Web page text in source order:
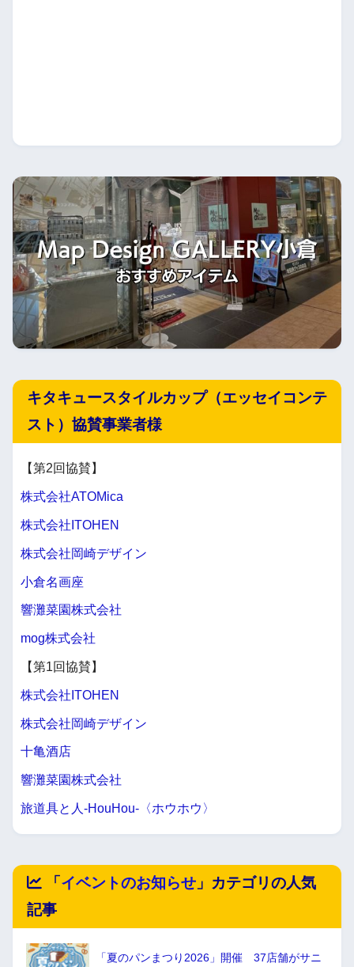
キタキュースタイルカップ（エッセイコンテ
スト）協賛事業者様
【第2回協賛】
株式会社ATOMica
株式会社ITOHEN
株式会社岡崎デザイン
小倉名画座
響灘菜園株式会社
mog株式会社
【第1回協賛】
株式会社ITOHEN
株式会社岡崎デザイン
十亀酒店
響灘菜園株式会社
旅道具と人-HouHou-〈ホウホウ〉
「 イベントのお知らせ 」カテゴリの人気
記事
「夏のパンまつり2026」開催 37店舗がサニ